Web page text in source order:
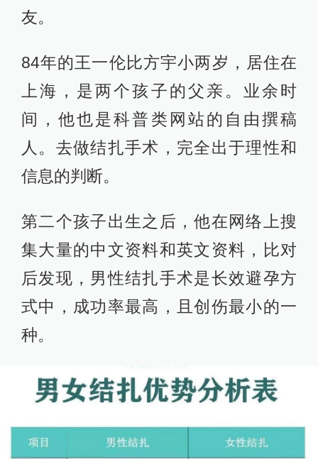
友。
84年的王一伦比方宇小两岁，居住在
上海，是两个孩子的父亲。业余时
间，他也是科普类网站的自由撰稿
人。去做结扎手术，完全出于理性和
信息的判断。
第二个孩子出生之后，他在网络上搜
集大量的中文资料和英文资料，比对
后发现，男性结扎手术是长效避孕方
式中，成功率最高，且创伤最小的一
种。